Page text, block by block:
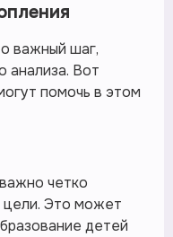
важный шаг,
анализа. Вот
помочь в этом
четко
цели. Это может
детей